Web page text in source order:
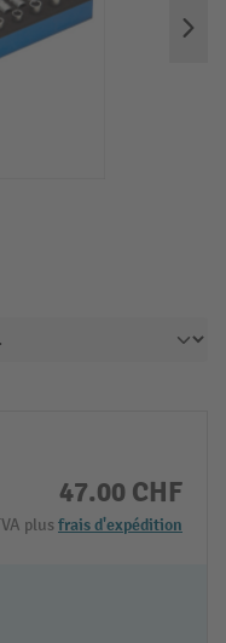
47.00 CHF
plus frais d'expédition